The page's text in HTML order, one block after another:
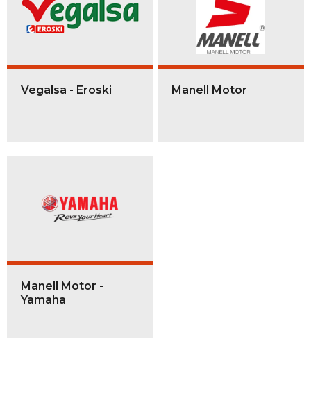
Vegalsa - Eroski Manell Motor
Manell Motor -
Yamaha